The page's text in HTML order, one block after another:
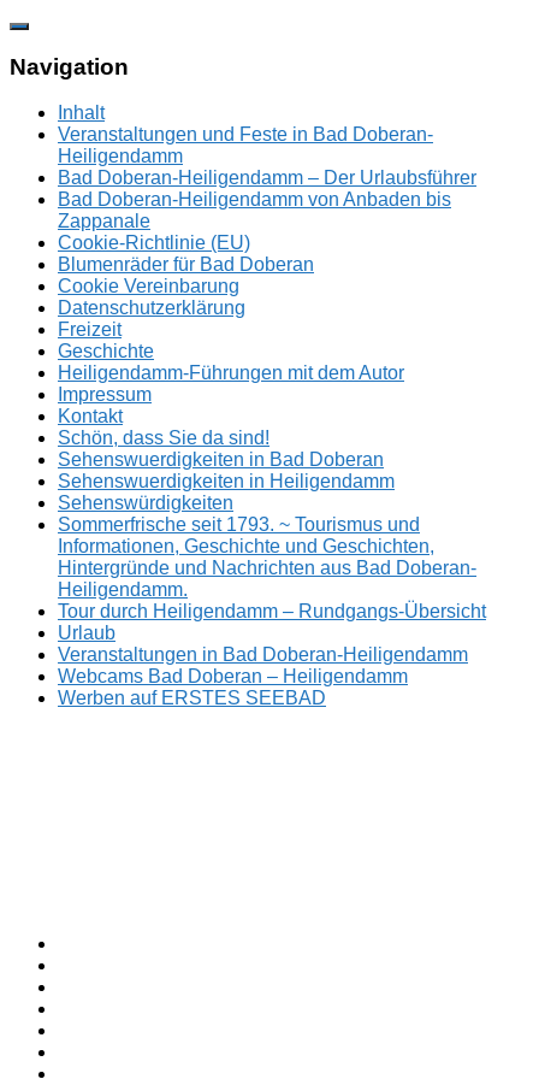
Zum
springen
Navigation
Inhalt
Veranstaltungen und Feste in Bad Doberan-
Heiligendamm
Bad Doberan-Heiligendamm – Der Urlaubsführer
Bad Doberan-Heiligendamm von Anbaden bis
Zappanale
Cookie-Richtlinie (EU)
Blumenräder für Bad Doberan
Cookie Vereinbarung
Datenschutzerklärung
Freizeit
Geschichte
Heiligendamm-Führungen mit dem Autor
Impressum
Kontakt
Schön, dass Sie da sind!
Sehenswuerdigkeiten in Bad Doberan
Sehenswuerdigkeiten in Heiligendamm
Sehenswürdigkeiten
Sommerfrische seit 1793. ~ Tourismus und
Informationen, Geschichte und Geschichten,
Hintergründe und Nachrichten aus Bad Doberan-
Heiligendamm.
Tour durch Heiligendamm – Rundgangs-Übersicht
Urlaub
Veranstaltungen in Bad Doberan-Heiligendamm
Webcams Bad Doberan – Heiligendamm
Werben auf ERSTES SEEBAD
ERSTES
SEEBAD
Sommerfrische
seit
1793.